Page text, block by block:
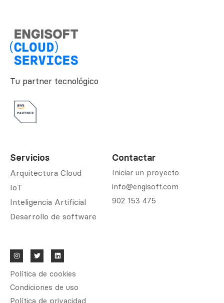
Tu partner tecnológico
Servicios
Arquitectura Cloud
IoT
Inteligencia Artificial
Desarrollo de software
Contactar
Iniciar un proyecto
info@engisoft.com
902 153 475
Política de cookies
Condiciones de uso
Política de privacidad